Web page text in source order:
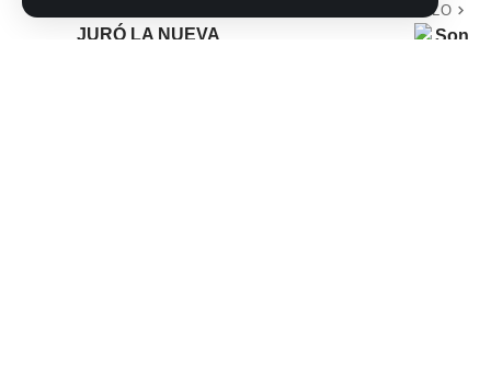
JURÓ LA NUEVA
SIGUIENTE ARTÍCULO